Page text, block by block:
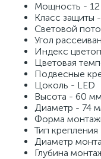
Мощность - 12
Класс защиты
Световой
Угол
Индекс
Цветовая
Подвесные
Цоколь - LED
Высота - 60 мм
Диаметр - 74
Форма
Тип
Диаметр
Глубина